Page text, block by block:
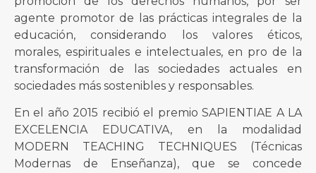
agente promotor de las prácticas integrales de la
educación, considerando los valores éticos,
morales, espirituales e intelectuales, en pro de la
transformación de las sociedades actuales en
sociedades más sostenibles y responsables.
En el año 2015 recibió el premio SAPIENTIAE A LA
EXCELENCIA EDUCATIVA, en la modalidad
MODERN TEACHING TECHNIQUES (Técnicas
Modernas de Enseñanza), que se concede